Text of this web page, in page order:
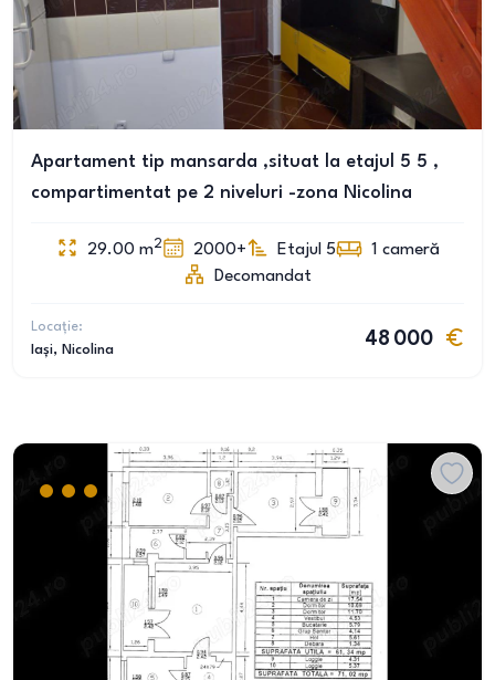
Apartament tip mansarda ,situat la etajul 5 5 ,
compartimentat pe 2 niveluri -zona Nicolina
29.00 m2 2000+ Etajul 5 1 cameră
Decomandat
Locație:
Iași, Nicolina
48 000